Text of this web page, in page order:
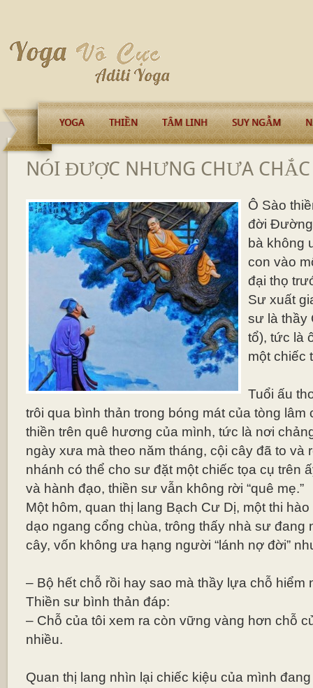
YOGA THIỀN TÂM LINH SUY NGẪM
NÓI ĐƯỢC NHƯNG CHƯA
Ô Sào
đời
bà không
con vào
đại thọ
Sư xuất
sư là thầy
tổ), tức là
một chiếc
Tuổi ấu
trôi qua bình thản trong bóng mát của tòng
thiền trên quê hương của mình, tức là nơi
ngày xưa mà theo năm tháng, cội cây đã to và
nhánh có thể cho sư đặt một chiếc tọa cụ trên
và hành đạo, thiền sư vẫn không rời “quê mẹ.”
Một hôm, quan thị lang Bạch Cư Dị, một thi
dạo ngang cổng chùa, trông thấy nhà sư đang
cây, vốn không ưa hạng người “lánh nợ đời”
– Bộ hết chỗ rồi hay sao mà thầy lựa chỗ hiểm
Thiền sư bình thản đáp:
– Chỗ của tôi xem ra còn vững vàng hơn chỗ
nhiều.
Quan thị lang nhìn lại chiếc kiệu của mình